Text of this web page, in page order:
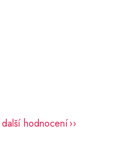
hodnocení